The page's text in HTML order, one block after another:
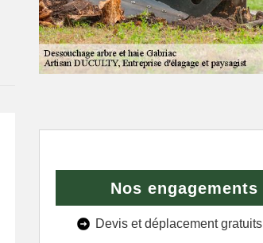
Nos engagements
Devis et déplacement gratuits